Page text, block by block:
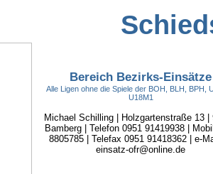
Bereich Bezirks-Einsätze
Alle Ligen ohne die Spiele der BOH, BLH, BPH,
U18M1
Michael Schilling | Holzgartenstraße 13 |
Bamberg | Telefon 0951 91419938 |
8805785 | Telefax 0951 91418362 | e-
einsatz-ofr@online.de